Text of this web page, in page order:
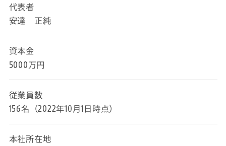
しかも「あなたから買いたい」といって頂けること
も。
経験の有無は関係なく「やってみたい」と強く思う
気持ちがあれば、
きっと活躍できるはず、ぜひ、一緒に仕事を楽しみ
ましょう。
職種:セールス・コンサルタント
スタッフ名:船橋営業所 菊池さん
代表者
安達 正純
資本金
5000万円
従業員数
156名（2022年10月1日時点）
本社所在地